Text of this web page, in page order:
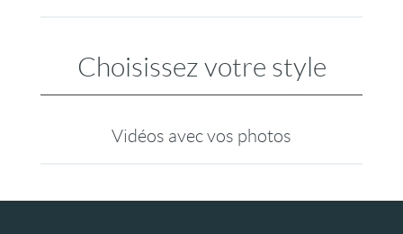
Choisissez votre style
Vidéos avec vos photos